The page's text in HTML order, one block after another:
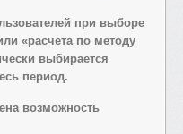
при выборе
«расчета по методу
выбирается
период.
возможность